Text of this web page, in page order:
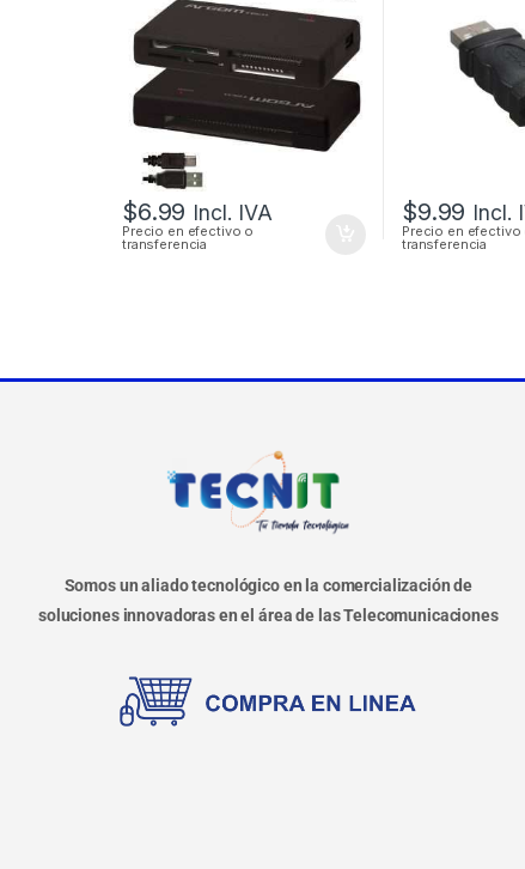
$6.99 Incl. IVA
Precio en efectivo o
transferencia
$9.99 Incl.
Precio en efectivo
transferencia
Somos un aliado tecnológico en la comercialización de
soluciones innovadoras en el área de las Telecomunicaciones